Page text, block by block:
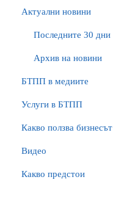
Актуални новини
Последните 30 дни
Архив на новини
БTПП в медиите
Услуги в БТПП
Какво ползва бизнесът
Видео
Какво предстои